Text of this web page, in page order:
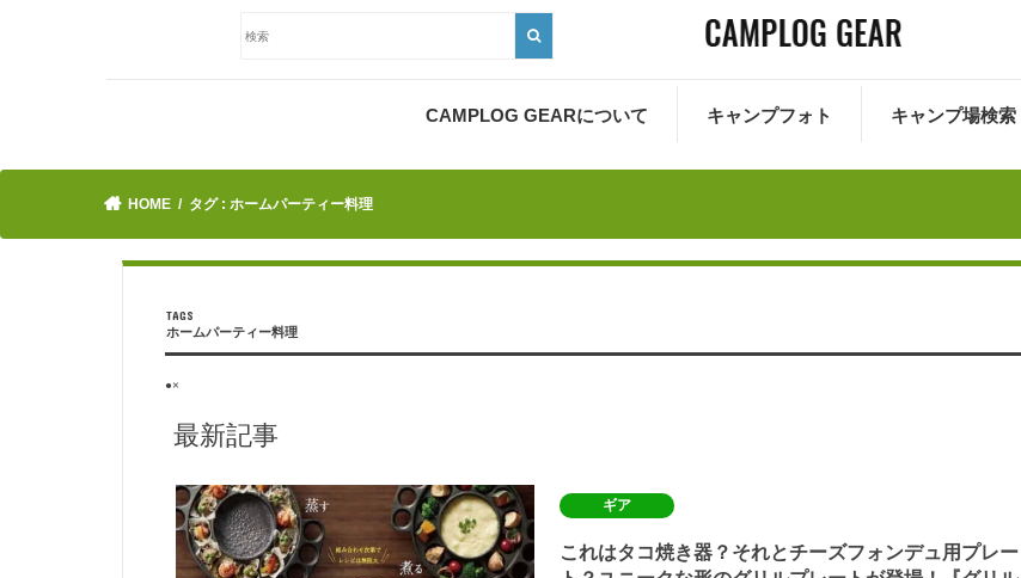
CAMPLOG GEARについて キャンプフォト キャンプ場検索
HOME タグ : ホームパーティー料理
ホームパーティー料理
●×
最新記事
ギア
これはタコ焼き器？それとチーズフォンデュ用プレー